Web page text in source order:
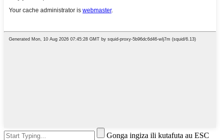
Gonga ingiza ili kutafuta au ESC